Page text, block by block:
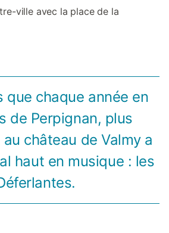
ville avec la place de la
que chaque année en
de Perpignan, plus
château de Valmy a
haut en musique : les